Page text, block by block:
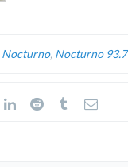
Nocturno, Nocturno 93.7